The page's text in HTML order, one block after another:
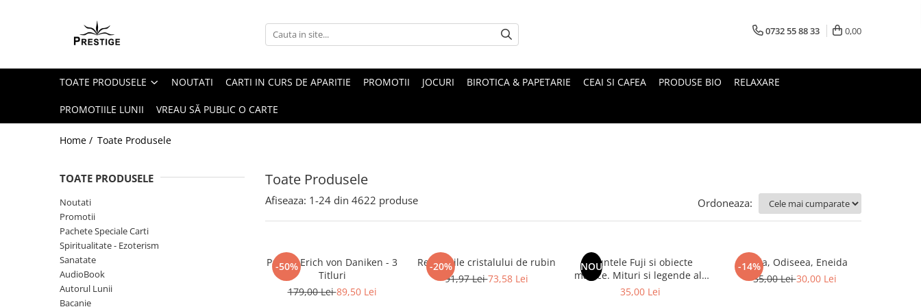
Toate Produsele
Pachete Speciale Carti
Spiritualitate - Ezoterism
AngelConnection
Chiromantie
Dezvoltare Spirituala
KidConnection
Minte Corp
New Illuminati Files
0732 55 88 33 0,00
TOATE PRODUSELE NOUTATI CARTI IN CURS DE APARITIE PROMOTII JOCURI BIROTICA & PAPETARIE CEAI SI CAFEA PRODUSE BIO RELAXARE
PROMOTIILE LUNII VREAU SĂ PUBLIC O CARTE
Home / Toate Produsele
Toate Produsele
TOATE PRODUSELE
Noutati
Promotii
Pachete Speciale Carti
Spiritualitate - Ezoterism
Sanatate
AudioBook
Autorul Lunii
Bacanie
Afiseaza: 1-24 din 4622 produse Ordoneaza:
-50%
Pachet Erich von Daniken - 3
Titluri
179,00 Lei89,50 Lei
-20%
Revelatiile cristalului de rubin
91,97 Lei73,58 Lei
NOU
Muntele Fuji si obiecte
magice. Mituri si legende ale
Japoniei
35,00 Lei
-14%
Iliada, Odiseea, Eneida
35,00 Lei30,00 Lei